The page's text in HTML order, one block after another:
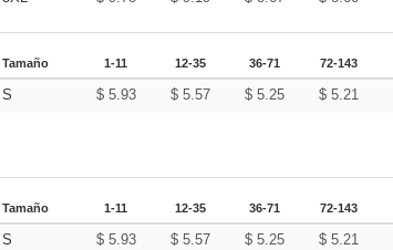
Tamaño 1-11 12-35 36-71 72-143
S $ 5.93 $ 5.57 $ 5.25 $ 5.21
Tamaño 1-11 12-35 36-71 72-143
S $ 5.93 $ 5.57 $ 5.25 $ 5.21